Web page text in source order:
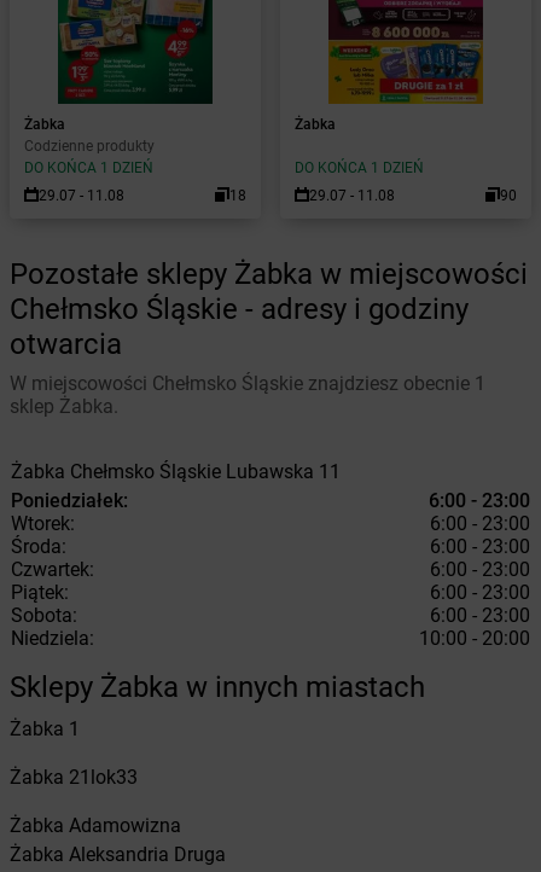
Żabka
Codzienne produkty
DO KOŃCA 1 DZIEŃ
29.07 - 11.08
18
Żabka
DO KOŃCA 1 DZIEŃ
29.07 - 11.08
90
Pozostałe sklepy Żabka w miejscowości
Chełmsko Śląskie - adresy i godziny
otwarcia
W miejscowości Chełmsko Śląskie znajdziesz obecnie 1
sklep Żabka.
Żabka Chełmsko Śląskie Lubawska 11
Poniedziałek:
6:00 - 23:00
Wtorek:
6:00 - 23:00
Środa:
6:00 - 23:00
Czwartek:
6:00 - 23:00
Piątek:
6:00 - 23:00
Sobota:
6:00 - 23:00
Niedziela:
10:00 - 20:00
Sklepy Żabka w innych miastach
Żabka 1
Żabka 21lok33
Żabka Adamowizna
Żabka Aleksandria Druga